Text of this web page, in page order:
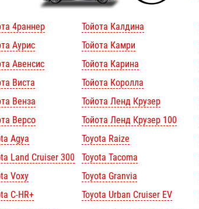
4раннер
Аурис
Авенсис
Виста
Венза
Версо
Agya
Land Cruiser 300
Voxy
C-HR+
Тойота Калдина
Тойота Камри
Тойота Карина
Тойота Королла
Тойота Ленд Крузер
Тойота Ленд Крузер 100
Toyota Raize
Toyota Tacoma
Toyota Granvia
Toyota Urban Cruiser EV